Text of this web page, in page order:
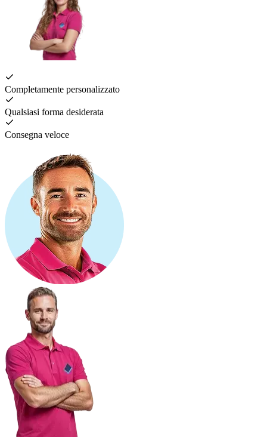
Completamente personalizzato
Qualsiasi forma desiderata
Consegna veloce